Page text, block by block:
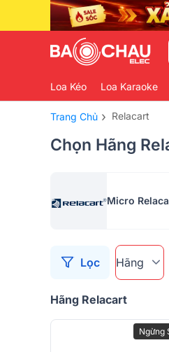
Loa Kéo Loa Karaoke
Trang Chủ › Relacart
Chọn Hãng
Micro
Lọc Hãng
Hãng Relacart
Ngừng